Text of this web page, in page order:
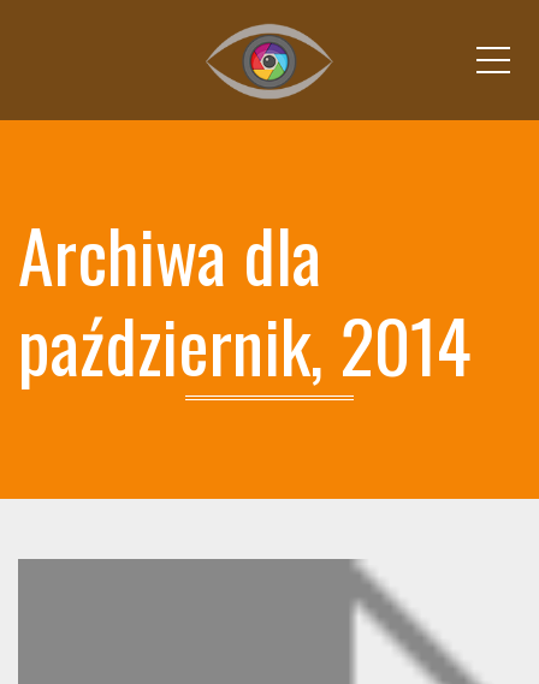
Archiwa dla
październik, 2014